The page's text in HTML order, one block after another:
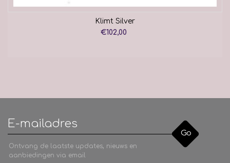
Klimt Silver
€102,00
Go
Ontvang de laatste updates, nieuws en
aanbiedingen via email